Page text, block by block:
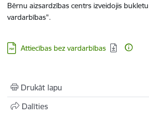
Bērnu aizsardzības centrs izveidojis
vardarbības".
Lejupielādēt:
Attiecības bez vardarbības
Drukāt lapu
Dalīties